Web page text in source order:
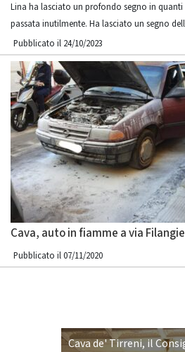
Lina ha lasciato un profondo segno in
passata inutilmente. Ha lasciato un segno
Pubblicato il 24/10/2023
Cava, auto in fiamme a via
Pubblicato il 07/11/2020
Cava de' Tirreni, il